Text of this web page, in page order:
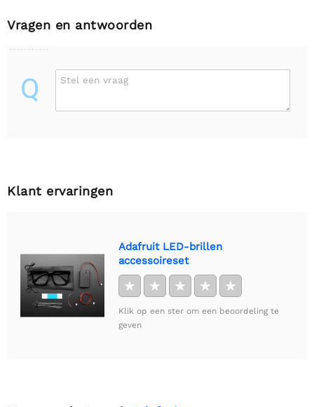
Vragen en antwoorden
Q Stel een vraag
Klant ervaringen
Adafruit LED-brillen
accessoireset
★ ★ ★ ★ ★
Klik op een ster om een beoordeling te
geven